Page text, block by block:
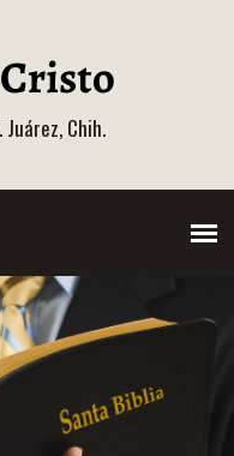
Chih.